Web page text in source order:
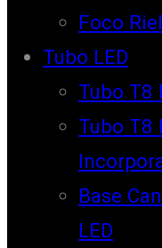
Foco
Tubo LED
Tubo T8
Tubo T8
Base
LED